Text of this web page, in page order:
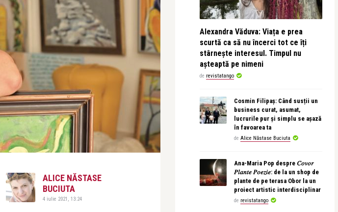
ALICE NĂSTASE
BUCIUTA
4 iulie 2021, 13:24
Alexandra Văduva: Viața e prea
scurtă ca să nu încerci tot ce îți
stârnește interesul. Timpul nu
așteaptă pe nimeni
de revistatango
Cosmin Filipaș: Când susții un
business curat, asumat,
lucrurile pur și simplu se așază
în favoarea ta
de Alice Năstase Buciuta
Ana-Maria Pop despre 𝐶𝑜𝑣𝑜𝑟
𝑃𝑙𝑎𝑛𝑡𝑒 𝑃𝑜𝑒𝑧𝑖𝑒: de la un shop de
plante de pe terasa Obor la un
proiect artistic interdisciplinar
de revistatango